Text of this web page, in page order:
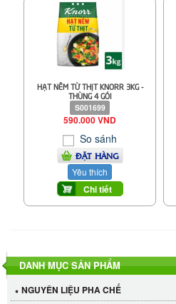
HẠT NÊM TỪ THỊT KNORR 3KG -
THÙNG 4 GÓI
S001699
590.000 VND
So sánh
ĐẶT HÀNG
Yêu thích
Chi tiết
DANH MỤC SẢN PHẨM
NGUYÊN LIỆU PHA CHẾ